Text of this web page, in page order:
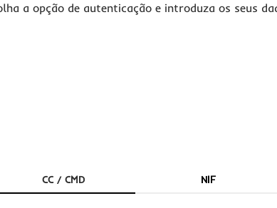
a opção de autenticação e introduza os seus
CC / CMD NIF